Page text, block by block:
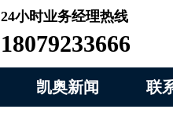
18079233666
24小时业务经理热线
凯奥新闻 联